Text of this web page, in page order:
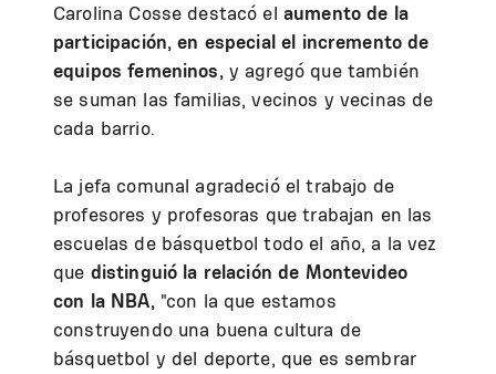
Carolina Cosse destacó el aumento de la
participación, en especial el incremento de
equipos femeninos,y agregó que también
se suman las familias, vecinos y vecinas de
cada barrio.
La jefa comunal agradeció el trabajo de
profesores y profesoras que trabajan en las
escuelas de básquetbol todo el año, a la vez
que distinguió la relación de Montevideo
con la NBA,"con la que estamos
construyendo una buena cultura de
básquetbol y del deporte, que es sembrar